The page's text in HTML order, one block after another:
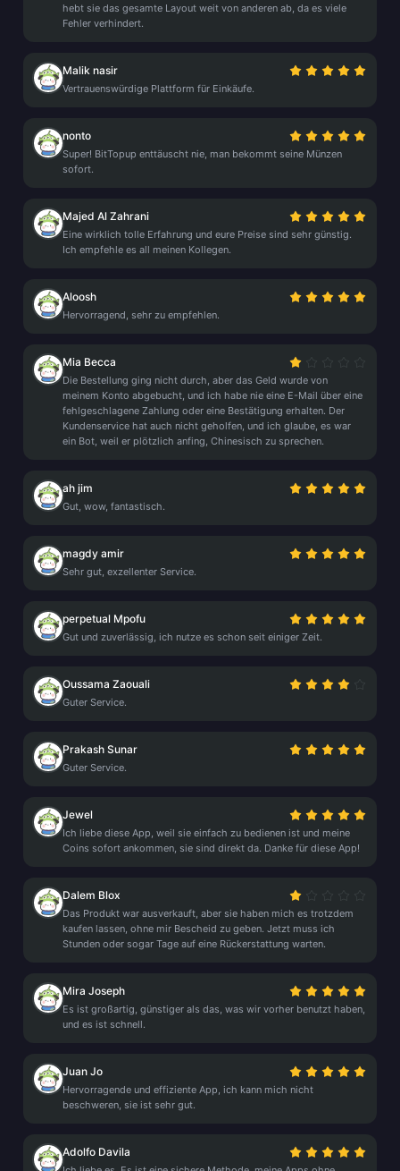
hebt sie das gesamte Layout weit von anderen ab, da es viele
Fehler verhindert.
Malik nasir
Vertrauenswürdige Plattform für Einkäufe.
nonto
Super! BitTopup enttäuscht nie, man bekommt seine Münzen
sofort.
Majed Al Zahrani
Eine wirklich tolle Erfahrung und eure Preise sind sehr günstig.
Ich empfehle es all meinen Kollegen.
Aloosh
Hervorragend, sehr zu empfehlen.
Mia Becca
Die Bestellung ging nicht durch, aber das Geld wurde von
meinem Konto abgebucht, und ich habe nie eine E-Mail über eine
fehlgeschlagene Zahlung oder eine Bestätigung erhalten. Der
Kundenservice hat auch nicht geholfen, und ich glaube, es war
ein Bot, weil er plötzlich anfing, Chinesisch zu sprechen.
ah jim
Gut, wow, fantastisch.
magdy amir
Sehr gut, exzellenter Service.
perpetual Mpofu
Gut und zuverlässig, ich nutze es schon seit einiger Zeit.
Oussama Zaouali
Guter Service.
Prakash Sunar
Guter Service.
Jewel
Ich liebe diese App, weil sie einfach zu bedienen ist und meine
Coins sofort ankommen, sie sind direkt da. Danke für diese App!
Dalem Blox
Das Produkt war ausverkauft, aber sie haben mich es trotzdem
kaufen lassen, ohne mir Bescheid zu geben. Jetzt muss ich
Stunden oder sogar Tage auf eine Rückerstattung warten.
Mira Joseph
Es ist großartig, günstiger als das, was wir vorher benutzt haben,
und es ist schnell.
Juan Jo
Hervorragende und effiziente App, ich kann mich nicht
beschweren, sie ist sehr gut.
Adolfo Davila